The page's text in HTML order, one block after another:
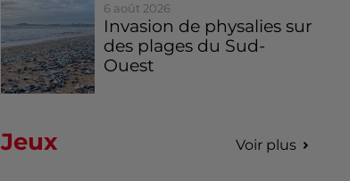
6 août 2026
Invasion de physalies sur
des plages du Sud-
Ouest
Jeux Voir plus